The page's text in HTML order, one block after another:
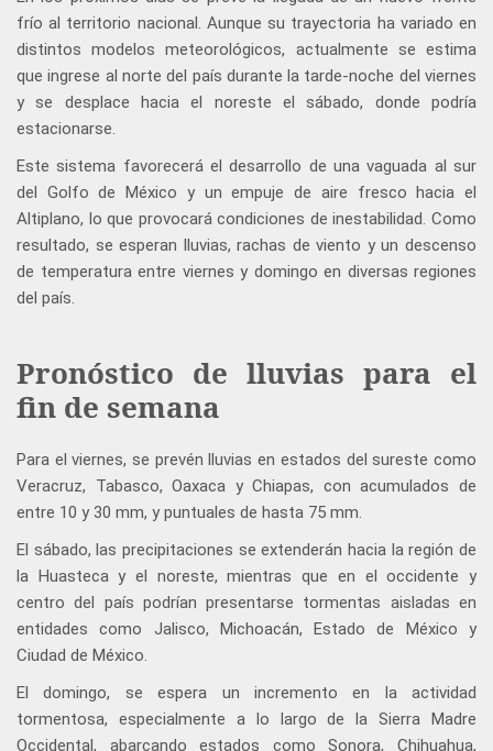
frío al territorio nacional. Aunque su trayectoria ha variado en
distintos modelos meteorológicos, actualmente se estima
que ingrese al norte del país durante la tarde-noche del viernes
y se desplace hacia el noreste el sábado, donde podría
estacionarse.
Este sistema favorecerá el desarrollo de una vaguada al sur
del Golfo de México y un empuje de aire fresco hacia el
Altiplano, lo que provocará condiciones de inestabilidad. Como
resultado, se esperan lluvias, rachas de viento y un descenso
de temperatura entre viernes y domingo en diversas regiones
del país.
Pronóstico de lluvias para el
fin de semana
Para el viernes, se prevén lluvias en estados del sureste como
Veracruz, Tabasco, Oaxaca y Chiapas, con acumulados de
entre 10 y 30 mm, y puntuales de hasta 75 mm.
El sábado, las precipitaciones se extenderán hacia la región de
la Huasteca y el noreste, mientras que en el occidente y
centro del país podrían presentarse tormentas aisladas en
entidades como Jalisco, Michoacán, Estado de México y
Ciudad de México.
El domingo, se espera un incremento en la actividad
tormentosa, especialmente a lo largo de la Sierra Madre
Occidental, abarcando estados como Sonora, Chihuahua,